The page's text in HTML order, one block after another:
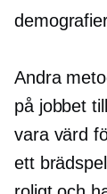
Andra
på jobbet
vara värd
ett